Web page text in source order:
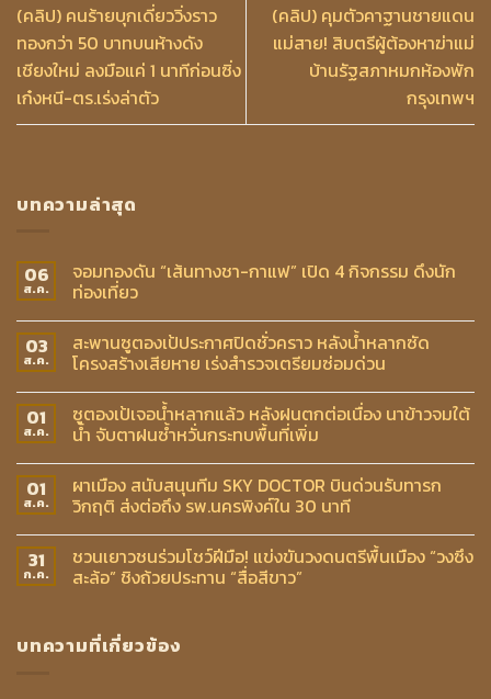
(คลิป) คนร้ายบุกเดี่ยววิ่งราว
ทองกว่า 50 บาทบนห้างดัง
เชียงใหม่ ลงมือแค่ 1 นาทีก่อนซิ่ง
เก๋งหนี-ตร.เร่งล่าตัว
(คลิป) คุมตัวคาฐานชายแดน
แม่สาย! สิบตรีผู้ต้องหาฆ่าแม่
บ้านรัฐสภาหมกห้องพัก
กรุงเทพฯ
บทความล่าสุด
06
ส.ค.
จอมทองดัน “เส้นทางชา-กาแฟ” เปิด 4 กิจกรรม ดึงนัก
ท่องเที่ยว
03
ส.ค.
สะพานซูตองเป้ประกาศปิดชั่วคราว หลังน้ำหลากซัด
โครงสร้างเสียหาย เร่งสำรวจเตรียมซ่อมด่วน
01
ส.ค.
ซูตองเป้เจอน้ำหลากแล้ว หลังฝนตกต่อเนื่อง นาข้าวจมใต้
น้ำ จับตาฝนซ้ำหวั่นกระทบพื้นที่เพิ่ม
01
ส.ค.
ผาเมือง สนับสนุนทีม SKY DOCTOR บินด่วนรับทารก
วิกฤติ ส่งต่อถึง รพ.นครพิงค์ใน 30 นาที
31
ก.ค.
ชวนเยาวชนร่วมโชว์ฝีมือ! แข่งขันวงดนตรีพื้นเมือง “วงซึง
สะล้อ” ชิงถ้วยประทาน “สื่อสีขาว”
บทความที่เกี่ยวข้อง